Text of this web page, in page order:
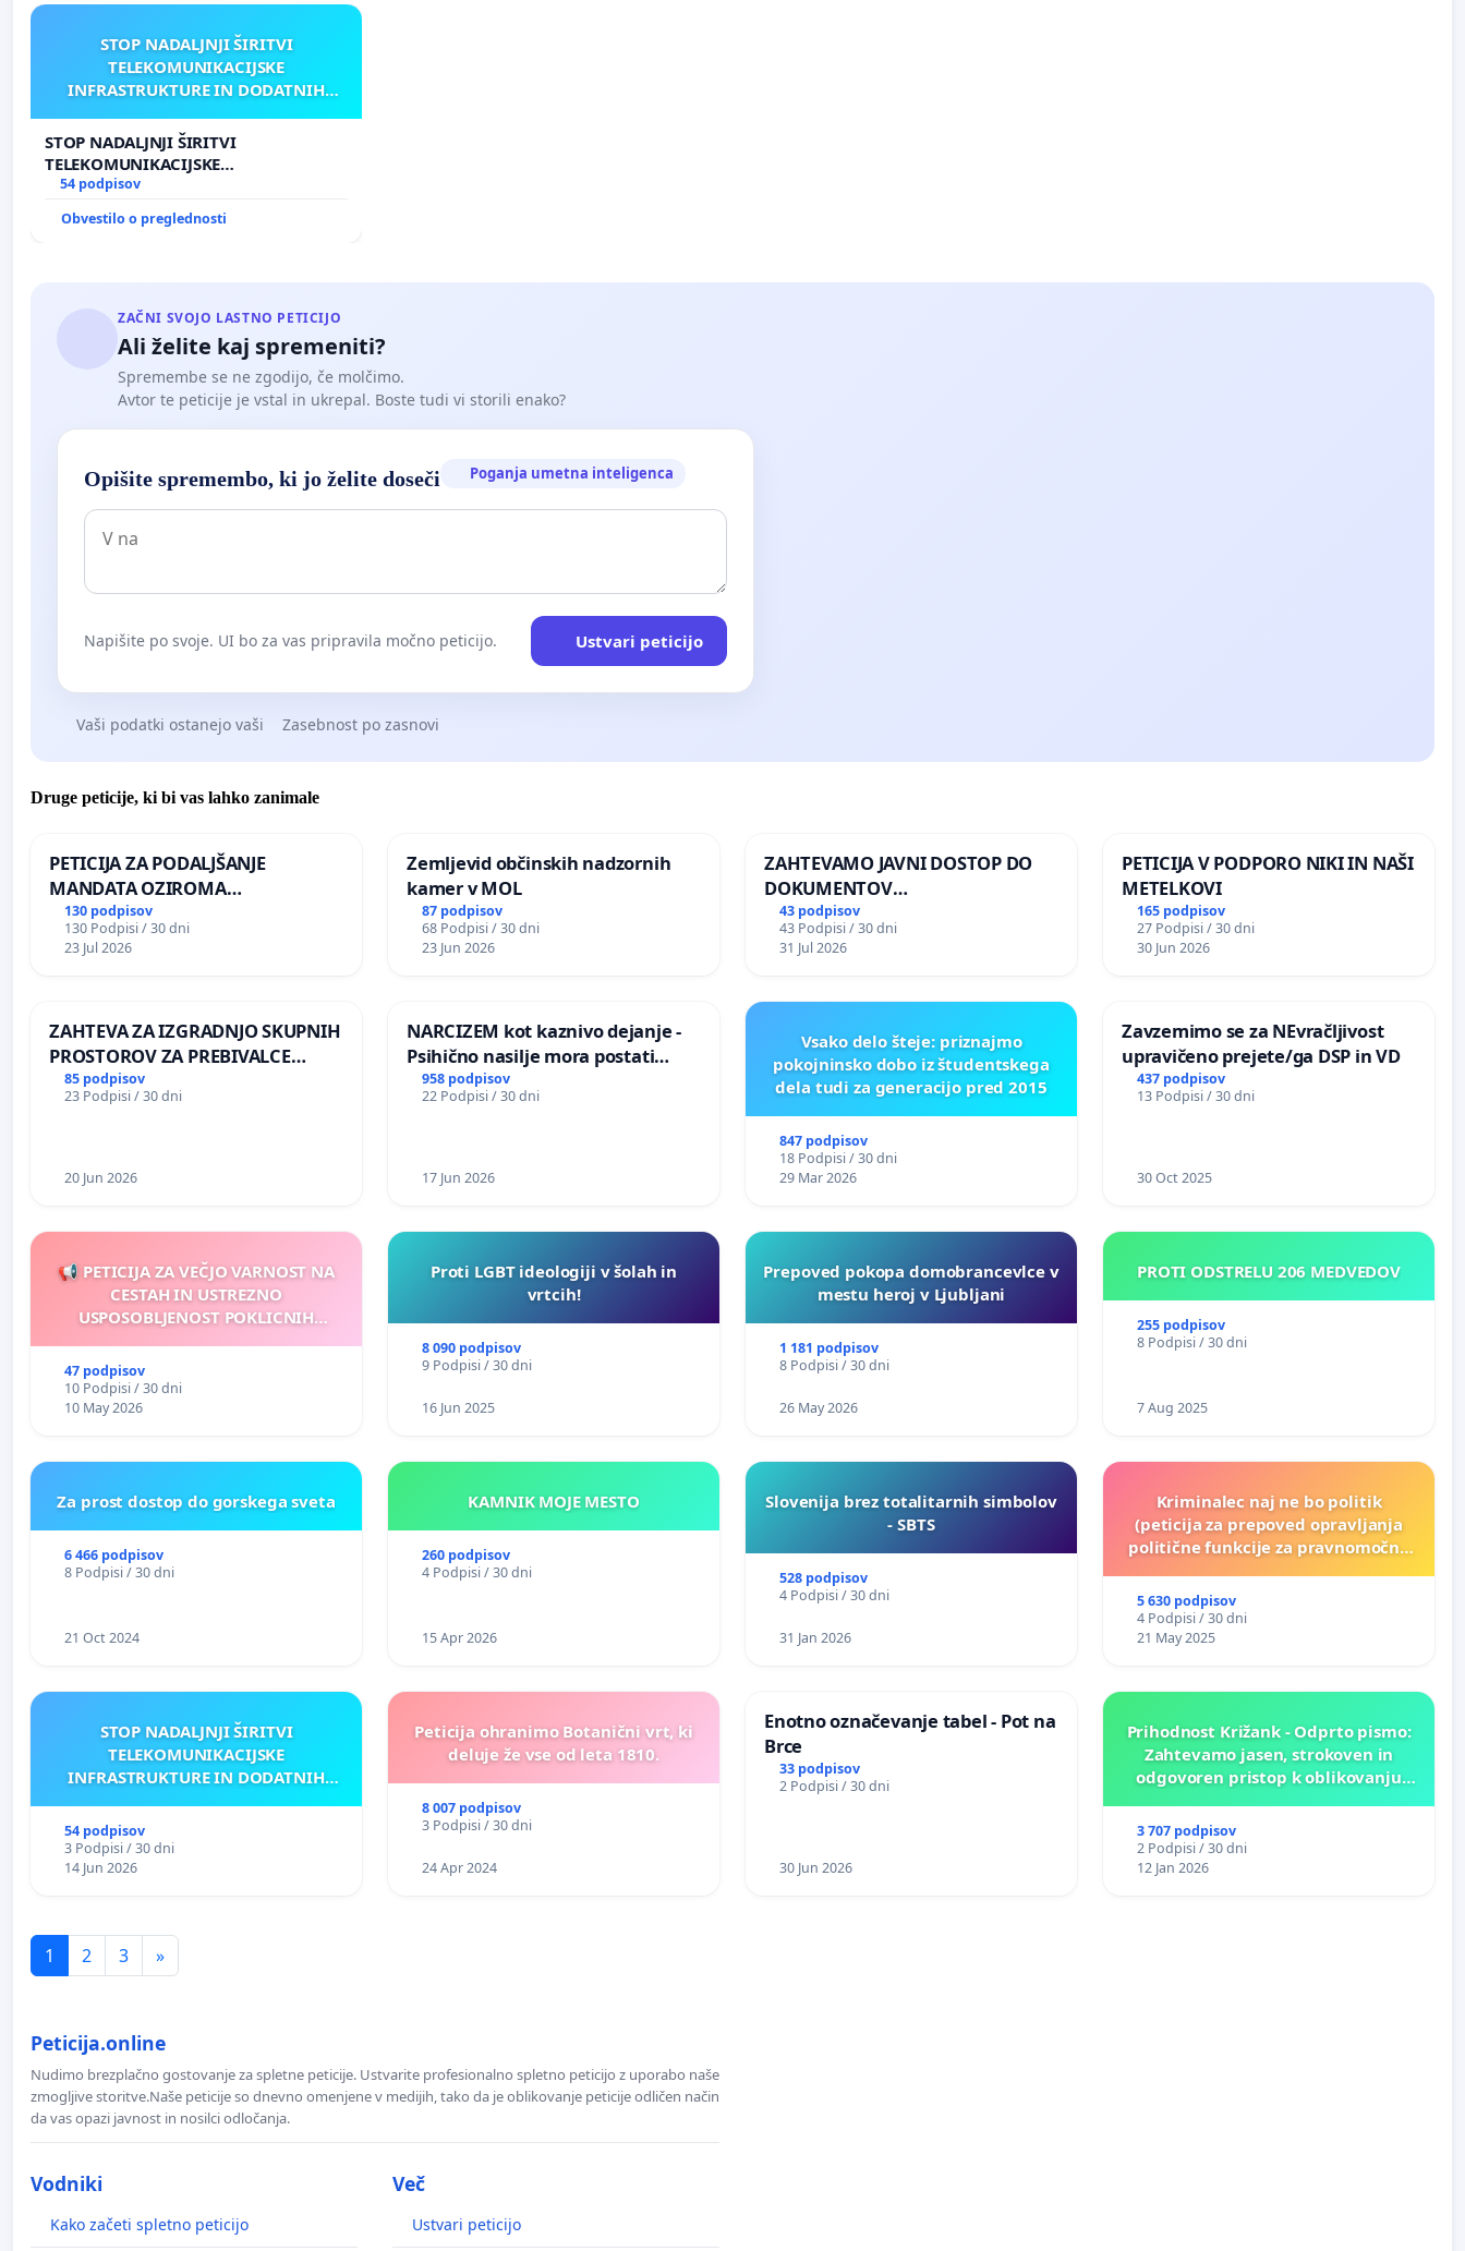
STOP NADALJNJI ŠIRITVI
TELEKOMUNIKACIJSKE
INFRASTRUKTURE IN DODATNIH
STOP NADALJNJI ŠIRITVI
TELEKOMUNIKACIJSKE
INFRASTRUKTURE IN DODATNIH
54 podpisov
Obvestilo o preglednosti
ZAČNI SVOJO LASTNO PETICIJO
Ali želite kaj spremeniti?
Spremembe se ne zgodijo, če molčimo.
Avtor te peticije je vstal in ukrepal. Boste tudi vi storili enako?
Opišite spremembo, ki jo želite doseči Poganja umetna inteligenca
Napišite po svoje. UI bo za vas pripravila močno peticijo. Ustvari peticijo
Vaši podatki ostanejo vaši Zasebnost po zasnovi
Druge peticije, ki bi vas lahko zanimale
PETICIJA ZA PODALJŠANJE
MANDATA OZIROMA
ČIMPREJŠNJO PONOVNO
NAPOTITEV GOSPODA BERNARDA
ŠRAJNERJA NA VELEPOSLANIŠTVO
130 podpisov
130 Podpisi / 30 dni
23 Jul 2026
Zemljevid občinskih nadzornih
kamer v MOL
87 podpisov
68 Podpisi / 30 dni
23 Jun 2026
ZAHTEVAMO JAVNI DOSTOP DO
DOKUMENTOV
PARLAMENTARNIH
PREISKOVALNIH KOMISIJ O
ILEGALNI TRGOVINI Z OROŽJEM
43 podpisov
43 Podpisi / 30 dni
31 Jul 2026
PETICIJA V PODPORO NIKI IN NAŠI
METELKOVI
165 podpisov
27 Podpisi / 30 dni
30 Jun 2026
ZAHTEVA ZA IZGRADNJO SKUPNIH
PROSTOROV ZA PREBIVALCE
KRAJEVNE SKUPNOSTI
PRESTRANEK
85 podpisov
23 Podpisi / 30 dni
20 Jun 2026
NARCIZEM kot kaznivo dejanje -
Psihično nasilje mora postati
enako prepoznano kot fizično
nasilje
958 podpisov
22 Podpisi / 30 dni
17 Jun 2026
Vsako delo šteje: priznajmo
pokojninsko dobo iz študentskega
dela tudi za generacijo pred 2015
847 podpisov
18 Podpisi / 30 dni
29 Mar 2026
Zavzemimo se za NEvračljivost
upravičeno prejete/ga DSP in VD
437 podpisov
13 Podpisi / 30 dni
30 Oct 2025
📢 PETICIJA ZA VEČJO VARNOST NA
CESTAH IN USTREZNO
USPOSOBLJENOST POKLICNIH
47 podpisov
10 Podpisi / 30 dni
10 May 2026
Proti LGBT ideologiji v šolah in
vrtcih!
8 090 podpisov
9 Podpisi / 30 dni
16 Jun 2025
Prepoved pokopa domobrancevlce v
mestu heroj v Ljubljani
1 181 podpisov
8 Podpisi / 30 dni
26 May 2026
PROTI ODSTRELU 206 MEDVEDOV
255 podpisov
8 Podpisi / 30 dni
7 Aug 2025
Za prost dostop do gorskega sveta
6 466 podpisov
8 Podpisi / 30 dni
21 Oct 2024
KAMNIK MOJE MESTO
260 podpisov
4 Podpisi / 30 dni
15 Apr 2026
Slovenija brez totalitarnih simbolov
- SBTS
528 podpisov
4 Podpisi / 30 dni
31 Jan 2026
Kriminalec naj ne bo politik
(peticija za prepoved opravljanja
politične funkcije za pravnomočno
5 630 podpisov
4 Podpisi / 30 dni
21 May 2025
STOP NADALJNJI ŠIRITVI
TELEKOMUNIKACIJSKE
INFRASTRUKTURE IN DODATNIH
54 podpisov
3 Podpisi / 30 dni
14 Jun 2026
Peticija ohranimo Botanični vrt, ki
deluje že vse od leta 1810.
8 007 podpisov
3 Podpisi / 30 dni
24 Apr 2024
Enotno označevanje tabel - Pot na
Brce
33 podpisov
2 Podpisi / 30 dni
30 Jun 2026
Prihodnost Križank - Odprto pismo:
Zahtevamo jasen, strokoven in
odgovoren pristop k oblikovanju
3 707 podpisov
2 Podpisi / 30 dni
12 Jan 2026
1 2 3 »
Peticija.online
Nudimo brezplačno gostovanje za spletne peticije. Ustvarite profesionalno spletno peticijo z uporabo naše
zmogljive storitve.Naše peticije so dnevno omenjene v medijih, tako da je oblikovanje peticije odličen način
da vas opazi javnost in nosilci odločanja.
Vodniki
Kako začeti spletno peticijo
Več
Ustvari peticijo